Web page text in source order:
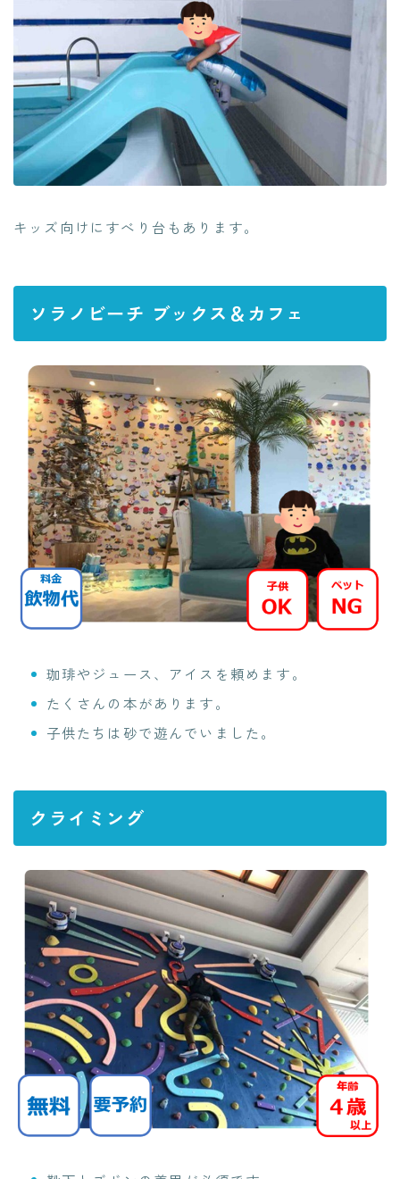
キッズ向けにすべり台もあります。
ソラノビーチ ブックス＆カフェ
珈琲やジュース、アイスを頼めます。
たくさんの本があります。
子供たちは砂で遊んでいました。
クライミング